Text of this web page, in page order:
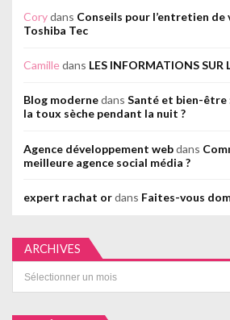
Corydans Conseils pour l’entretien
Toshiba Tec
Camilledans LES INFORMATIONS SUR
Blog modernedans Santé et bien-être
la toux sèche pendant la nuit ?
Agence développement webdans
meilleure agence social média ?
expert rachat ordans Faites-vous
ARCHIVES